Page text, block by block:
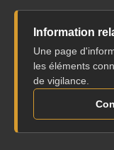
Information
Une page
les éléments
de vigilance.